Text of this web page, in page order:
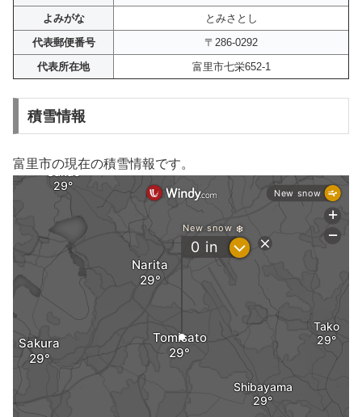
よみがな
とみさとし
代表郵便番号
〒286-0292
代表所在地
富里市七栄652-1
積雪情報
富里市の現在の積雪情報です。